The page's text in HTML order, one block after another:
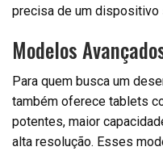
precisa de um dispositivo
Modelos
Para quem busca um
também oferece tablets
potentes, maior
alta resolução. Esses